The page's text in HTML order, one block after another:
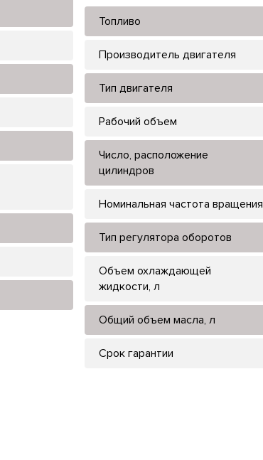
Топливо
Производитель двигателя
Тип двигателя
Рабочий объем
Число, расположение
цилиндров
Номинальная частота вращения
Тип регулятора оборотов
Объем охлаждающей
жидкости, л
Общий объем масла, л
Срок гарантии